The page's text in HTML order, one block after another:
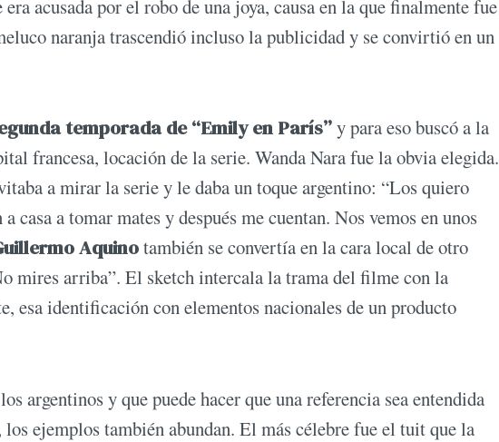
era acusada por el robo de una joya, causa en la que finalmente fue
naranja trascendió incluso la publicidad y se convirtió en un
temporada de “Emily en París”y para eso buscó a la
francesa, locación de la serie. Wanda Nara fue la obvia elegida.
a mirar la serie y le daba un toque argentino: “Los quiero
casa a tomar mates y después me cuentan. Nos vemos en unos
Aquinotambién se convertía en la cara local de otro
mires arriba”. El sketch intercala la trama del filme con la
esa identificación con elementos nacionales de un producto
argentinos y que puede hacer que una referencia sea entendida
ejemplos también abundan. El más célebre fue el tuit que la